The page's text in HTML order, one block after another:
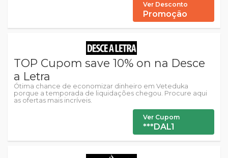
Ver Desconto
Promoção
TOP Cupom save 10% on na Desce
a Letra
Ótima chance de economizar dinheiro em Veteduka
porque a temporada de liquidações chegou. Procure aqui
as ofertas mais incríveis.
Ver Cupom
***DAL1